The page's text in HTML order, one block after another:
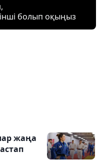
болып оқыңыз
жаңа